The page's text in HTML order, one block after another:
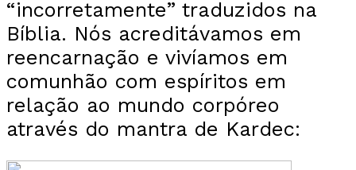
“incorretamente” traduzidos na
Bíblia. Nós acreditávamos em
reencarnação e vivíamos em
comunhão com espíritos em
relação ao mundo corpóreo
através do mantra de Kardec: